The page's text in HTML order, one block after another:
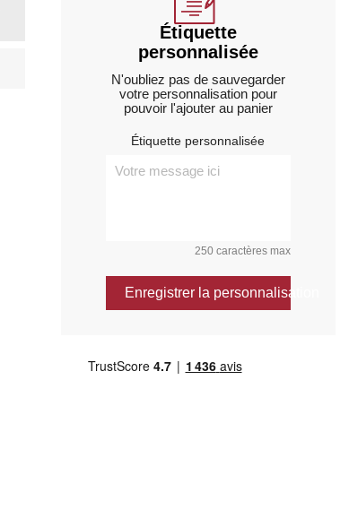
Étiquette
personnalisée
N'oubliez pas de sauvegarder
votre personnalisation pour
pouvoir l'ajouter au panier
Étiquette personnalisée
250 caractères max
Enregistrer la personnalisation